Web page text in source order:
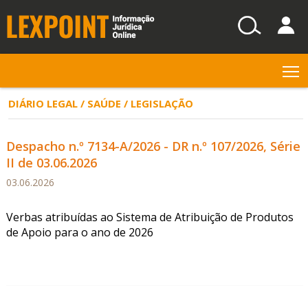
DIÁRIO LEGAL / SAÚDE / LEGISLAÇÃO
Despacho n.º 7134-A/2026 - DR n.º 107/2026, Série
II de 03.06.2026
03.06.2026
Verbas atribuídas ao Sistema de Atribuição de Produtos
de Apoio para o ano de 2026